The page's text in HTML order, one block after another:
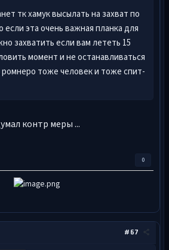
тк хамук высылать на захват по
если эта очень важная планка для
захватить если вам лететь 15
момент и не останавливаться
тоже человек и тоже спит-
контр меры ...
0
#67